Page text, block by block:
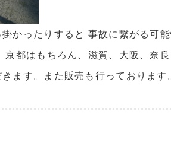
かったりすると 事故に繋がる可
京都はもちろん、滋賀、大阪、奈
ます。また販売も行っておりま